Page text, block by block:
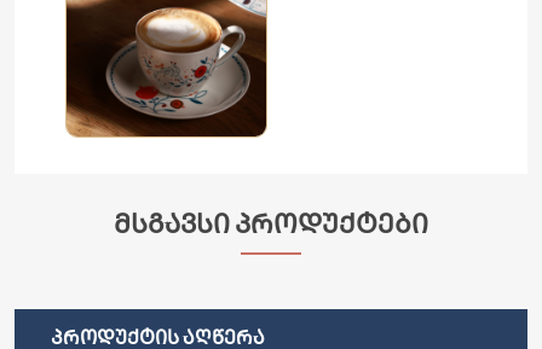
ᲛᲡᲒᲐᲕᲡᲘ ᲞᲠᲝᲓᲣᲥᲢᲔᲑᲘ
ᲞᲠᲝᲓᲣᲥᲢᲘᲡ ᲐᲦᲬᲔᲠᲐ